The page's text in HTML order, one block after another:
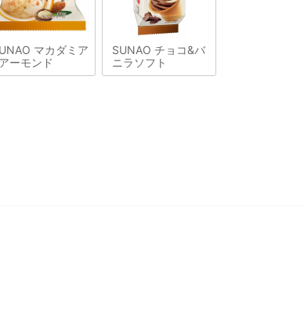
マカダミア
ーモンド
SUNAO チョコ&バ
ニラソフト